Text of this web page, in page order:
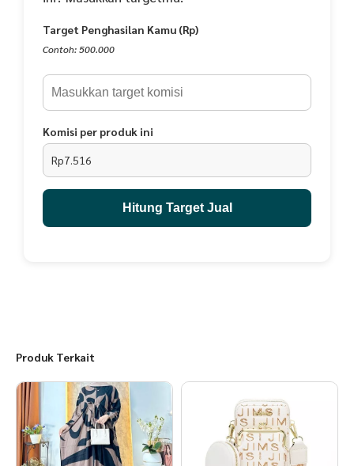
Black, Maroon, Teracotta, Olive, Sunkist, Khaki, Grey, White
• Kartu garansi
• Silica gel / pengawet
• Kartu ucapan terimakasih
Target Penghasilan Kamu (Rp)
Contoh: 500.000
Komisi per produk ini
Rp7.516
Hitung Target Jual
Produk Terkait